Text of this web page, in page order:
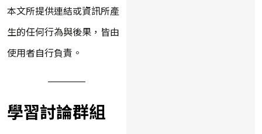
本文所提供連結或資訊所產
生的任何行為與後果，皆由
使用者自行負責。
學習討論群組